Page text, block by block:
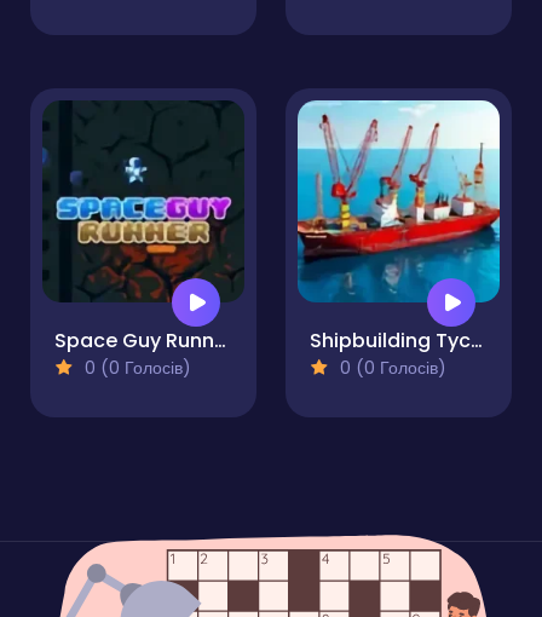
Space Guy Runner
0 (0 Голосів)
Shipbuilding Tycoon
0 (0 Голосів)